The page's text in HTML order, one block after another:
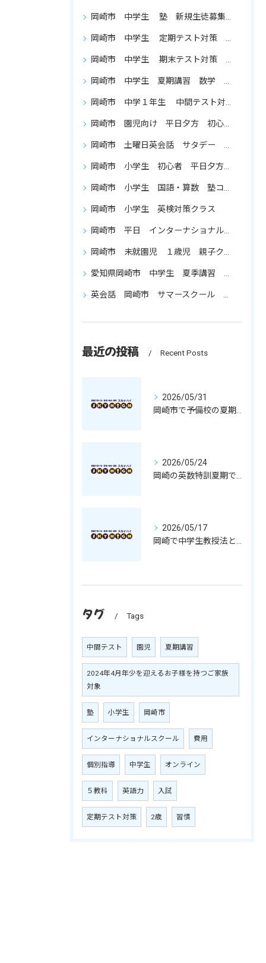
岡崎市 中学生 塾 新規生徒募集 集団授業 パソコン学習
岡崎市 中学生 定期テスト対策 新規生徒募集
岡崎市 中学生 期末テスト対策 新規生徒募集
岡崎市 中学生 夏期講習 数学 英語 通い放題 復習を重点的に
岡崎市 中学１年生 中間テスト対策 新規生徒募集
岡崎市 園児向け 平日夕方 初心者向け 英会話クラス
岡崎市 土曜日英会話 サタデー インターナショナルスクール
岡崎市 小学生 初心者 平日夕方 英会話 生徒募集
岡崎市 小学生 国語・算数 塾コース
岡崎市 小学生 英検対策クラス
岡崎市 平日 インターナショナルプリキンダー 英会話
岡崎市 未就園児 １歳児 親子クラス
愛知県岡崎市 中学生 夏季講習 通い放題 成績アップ 復習を重点的に
英会話 岡崎市 サマースクール 小学生 園児 保育 初心者
最近の投稿 Recent Posts
2026/05/31
2026/05/24
2026/05/17
タグ Tags
中間テスト 園児 夏期講習
2024年4月年少を迎えるお子様を持つご家族
対象
塾 小学生 岡崎市
インターナショナルスクール 費用
個別指導 中学生 オンライン
５教科 英語力 入試
定期テスト対策 2歳 習慣